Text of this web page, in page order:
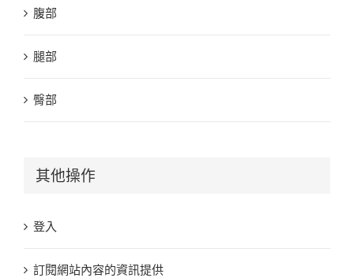
腹部
腿部
臀部
其他操作
登入
訂閱網站內容的資訊提供